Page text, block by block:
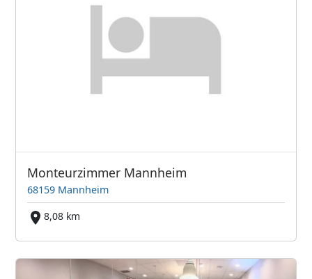
Monteurzimmer Mannheim
68159 Mannheim
8,08 km